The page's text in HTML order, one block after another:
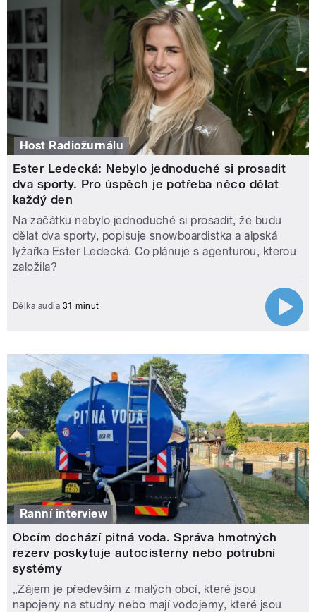
Host Radiožurnálu
Ester Ledecká: Nebylo jednoduché si prosadit
dva sporty. Pro úspěch je potřeba něco dělat
každý den
Na začátku nebylo jednoduché si prosadit, že budu
dělat dva sporty, popisuje snowboardistka a alpská
lyžařka Ester Ledecká. Co plánuje s agenturou, kterou
založila?
Délka audia 31 minut
Ranní interview
Obcím dochází pitná voda. Správa hmotných
rezerv poskytuje autocisterny nebo potrubní
systémy
„Zájem je především z malých obcí, které jsou
napojeny na studny nebo mají vodojemy, které jsou